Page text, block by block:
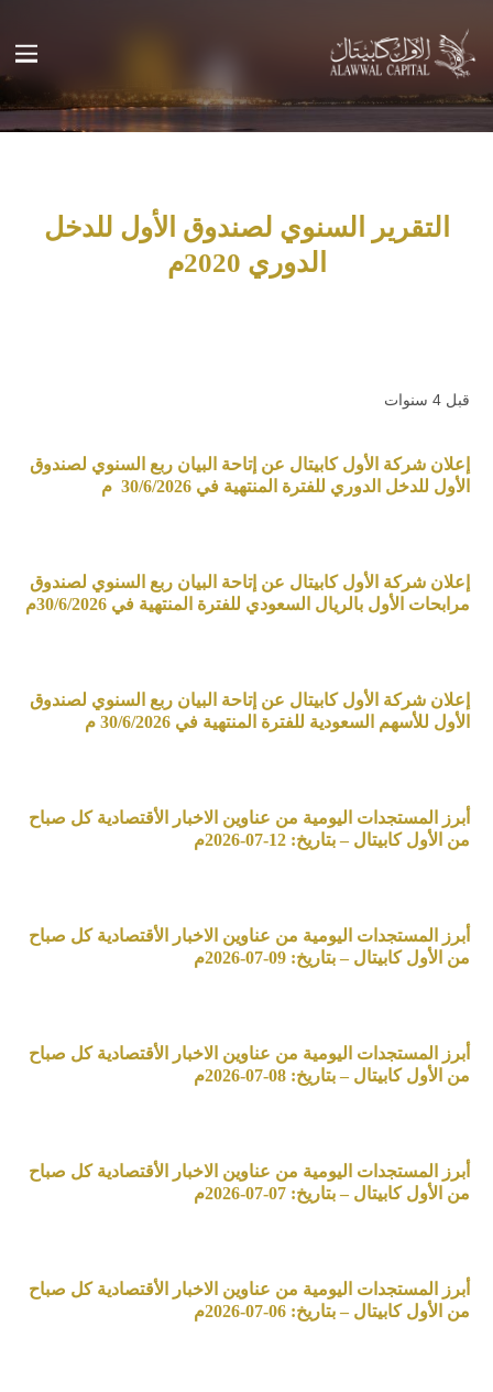
التقرير السنوي لصندوق الأول للدخل
الدوري 2020م
قبل 4 سنوات
إعلان شركة الأول كابيتال عن إتاحة البيان ربع السنوي لصندوق
الأول للدخل الدوري للفترة المنتهية في 30/6/2026 م
إعلان شركة الأول كابيتال عن إتاحة البيان ربع السنوي لصندوق
مرابحات الأول بالريال السعودي للفترة المنتهية في 30/6/2026م
إعلان شركة الأول كابيتال عن إتاحة البيان ربع السنوي لصندوق
الأول للأسهم السعودية للفترة المنتهية في 30/6/2026 م
أبرز المستجدات اليومية من عناوين الاخبار الأقتصادية كل صباح
من الأول كابيتال – بتاريخ: 12-07-2026م
أبرز المستجدات اليومية من عناوين الاخبار الأقتصادية كل صباح
من الأول كابيتال – بتاريخ: 09-07-2026م
أبرز المستجدات اليومية من عناوين الاخبار الأقتصادية كل صباح
من الأول كابيتال – بتاريخ: 08-07-2026م
أبرز المستجدات اليومية من عناوين الاخبار الأقتصادية كل صباح
من الأول كابيتال – بتاريخ: 07-07-2026م
أبرز المستجدات اليومية من عناوين الاخبار الأقتصادية كل صباح
من الأول كابيتال – بتاريخ: 06-07-2026م